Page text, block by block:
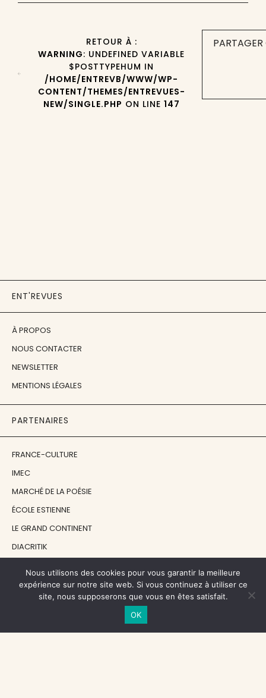
RETOUR À :
WARNING: UNDEFINED VARIABLE
$POSTTYPEHUM IN
/HOME/ENTREVB/WWW/WP-
CONTENT/THEMES/ENTREVUES-
NEW/SINGLE.PHP ON LINE 147
ENT'REVUES
À PROPOS
NOUS CONTACTER
NEWSLETTER
MENTIONS LÉGALES
PARTENAIRES
FRANCE-CULTURE
IMEC
MARCHÉ DE LA POÉSIE
ÉCOLE ESTIENNE
LE GRAND CONTINENT
DIACRITIK
NOS SOUTIENS
CENTRE NATIONAL DU LIVRE
Nous utilisons des cookies pour vous garantir la meilleure
expérience sur notre site web. Si vous continuez à utiliser ce
site, nous supposerons que vous en êtes satisfait.
OK